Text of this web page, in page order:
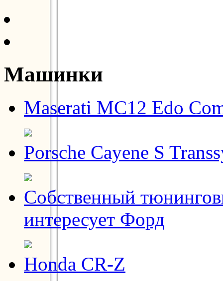
Машинки
Maserati MC12 Edo
Porsche Cayene S
Собственный
интересует Форд
Honda CR-Z